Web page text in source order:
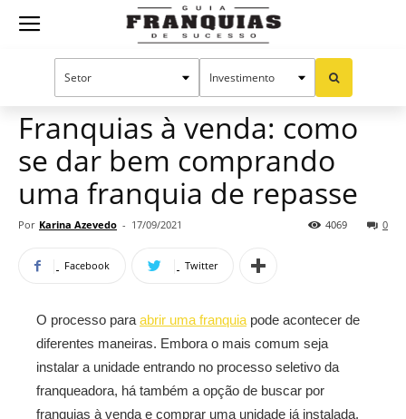
Guia
Dicas para franqueados
Franquias à venda: como
se dar bem comprando
uma franquia de repasse
Por Karina Azevedo - 17/09/2021 0
4069
Facebook Twitter
O processo para abrir uma franquia pode acontecer de
diferentes maneiras. Embora o mais comum seja
instalar a unidade entrando no processo seletivo da
franqueadora, há também a opção de buscar por
franquias à venda e comprar uma unidade já instalada.